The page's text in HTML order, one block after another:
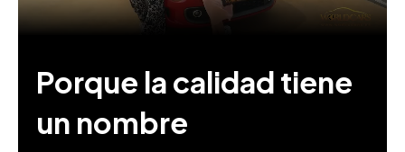
Porque la calidad tiene
un nombre